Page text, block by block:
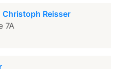
Christoph Reisser
7A